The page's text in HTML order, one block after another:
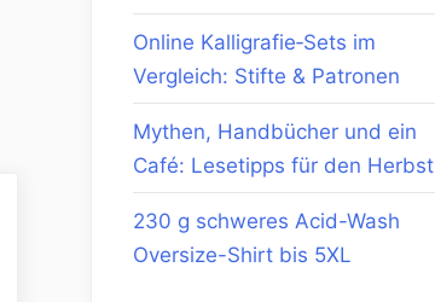
Online Kalligrafie‑Sets im
Vergleich: Stifte & Patronen
Mythen, Handbücher und ein
Café: Lesetipps für den Herbst
230 g schweres Acid-Wash
Oversize-Shirt bis 5XL